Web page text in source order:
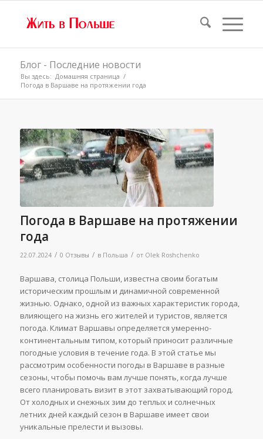
Блог - Последние новости
Вы здесь: Домашняя страница /
Погода в Варшаве на протяжении года
Погода в Варшаве на протяжении
года
22.07.2024 / 0 Отзывы / в Польша / от Olek Roshchenko
Варшава, столица Польши, известна своим богатым
историческим прошлым и динамичной современной
жизнью. Однако, одной из важных характеристик города,
влияющего на жизнь его жителей и туристов, является
погода. Климат Варшавы определяется умеренно-
континентальным типом, который приносит различные
погодные условия в течение года. В этой статье мы
рассмотрим особенности погоды в Варшаве в разные
сезоны, чтобы помочь вам лучше понять, когда лучше
всего планировать визит в этот захватывающий город.
От холодных и снежных зим до теплых и солнечных
летних дней каждый сезон в Варшаве имеет свои
уникальные прелести и вызовы.